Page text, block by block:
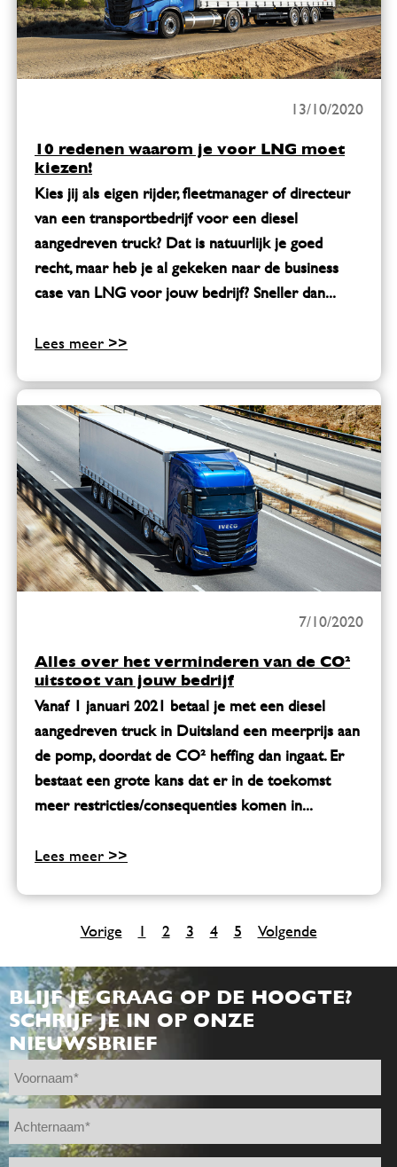
13/10/2020
10 redenen waarom je voor LNG moet
kiezen!
Kies jij als eigen rijder, fleetmanager of directeur
van een transportbedrijf voor een diesel
aangedreven truck? Dat is natuurlijk je goed
recht, maar heb je al gekeken naar de business
case van LNG voor jouw bedrijf? Sneller dan...
Lees meer >>
7/10/2020
Alles over het verminderen van de CO²
uitstoot van jouw bedrijf
Vanaf 1 januari 2021 betaal je met een diesel
aangedreven truck in Duitsland een meerprijs aan
de pomp, doordat de CO² heffing dan ingaat. Er
bestaat een grote kans dat er in de toekomst
meer restricties/consequenties komen in...
Lees meer >>
Vorige 1 2 3 4 5 Volgende
BLIJF JE GRAAG OP DE HOOGTE?
SCHRIJF JE IN OP ONZE
NIEUWSBRIEF